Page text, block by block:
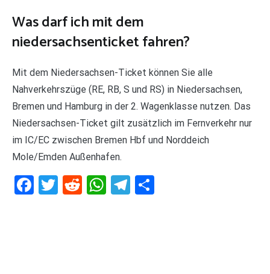
Was darf ich mit dem
niedersachsenticket fahren?
Mit dem Niedersachsen-Ticket können Sie alle
Nahverkehrszüge (RE, RB, S und RS) in Niedersachsen,
Bremen und Hamburg in der 2. Wagenklasse nutzen. Das
Niedersachsen-Ticket gilt zusätzlich im Fernverkehr nur
im IC/EC zwischen Bremen Hbf und Norddeich
Mole/Emden Außenhafen.
Facebook
Twitter
RedditWhatsApp
Telegram